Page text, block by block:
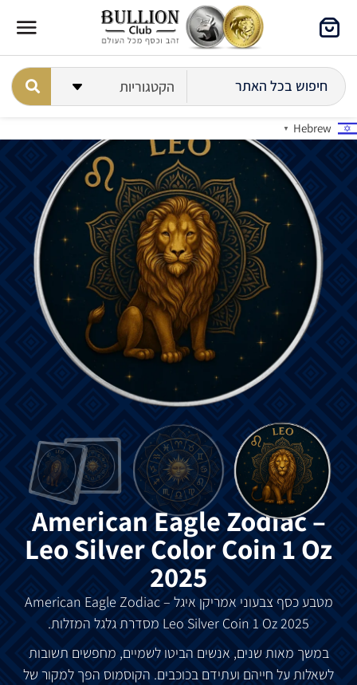
Hebrew
▼
American Eagle Zodiac –
Leo Silver Color Coin 1 Oz
2025
מטבע כסף צבעוני אמריקן איגל American Eagle Zodiac –
Leo Silver Coin 1 Oz 2025 מסדרת גלגל המזלות.
במשך מאות שנים, אנשים הביטו לשמיים, מחפשים תשובות
לשאלות על חייהם ועתידם בכוכבים. הקוסמוס הפך למקור של